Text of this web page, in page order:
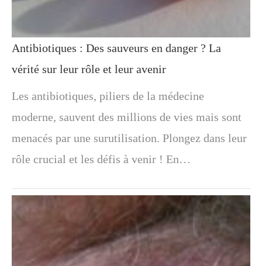
Antibiotiques : Des sauveurs en danger ? La
vérité sur leur rôle et leur avenir
Les antibiotiques, piliers de la médecine
moderne, sauvent des millions de vies mais sont
menacés par une surutilisation. Plongez dans leur
rôle crucial et les défis à venir ! En…